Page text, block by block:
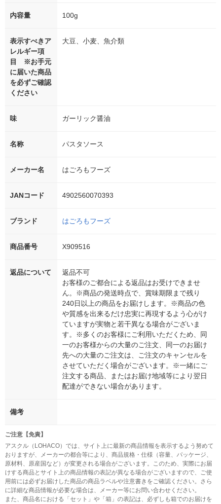
内容量 100g
表示すべきア
レルギー項
目 ※お手元
に届いた商品
を必ずご確認
ください
大豆、小麦、魚介類
味 ガーリック醤油
名称 パスタソース
メーカー名 はごろもフーズ
JANコード 4902560070393
ブランド はごろもフーズ
商品番号 X909516
返品について
返品不可
お客様のご都合による返品はお受けできませ
ん。※商品の発送時点で、賞味期限まで残り
240日以上の商品をお届けします。※商品の色
や質感を出来るだけ忠実に再現するよう心がけ
ていますが実物と若干異なる場合がございま
す。※多くのお客様にご利用いただくため、同
一のお客様からの大量のご注文、同一のお届け
先への大量のご注文は、ご注文のキャンセルを
させていただく場合がございます。※一緒にご
注文する商品、またはお届け地域等により翌日
配達ができない場合があります。
備考
ご注意【免責】
アスクル（LOHACO）では、サイト上に最新の商品情報を表示するよう努めて
おりますが、メーカーの都合等により、商品規格・仕様（容量、パッケージ、
原材料、原産国など）が変更される場合がございます。このため、実際にお届
けする商品とサイト上の商品情報の表記が異なる場合がございますので、ご使
用前には必ずお届けした商品の商品ラベルや注意書きをご確認ください。さら
に詳細な商品情報が必要な場合は、メーカー等にお問い合わせください。
また、商品名における「セット」や「箱」の表記は、必ずしも箱でのお届けを